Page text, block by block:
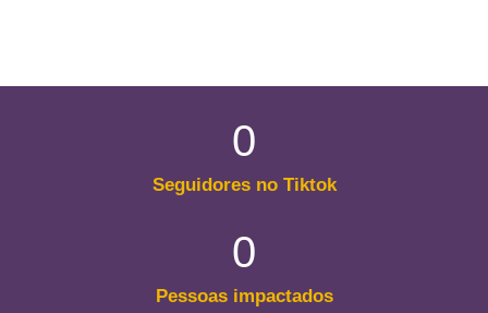
Seguidores no Tiktok
0
Pessoas impactados
0